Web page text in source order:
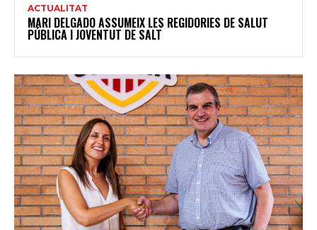
ACTUALITAT
MARI DELGADO ASSUMEIX LES REGIDORIES DE SALUT
PÚBLICA I JOVENTUT DE SALT